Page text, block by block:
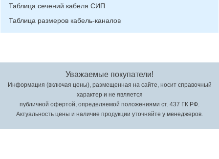
Таблица сечений кабеля СИП
Таблица размеров кабель-каналов
Уважаемые покупатели!
Информация (включая цены), размещенная на сайте, носит справочный
характер и не является
публичной офертой, определяемой положениями ст. 437 ГК РФ.
Актуальность цены и наличие продукции уточняйте у менеджеров.